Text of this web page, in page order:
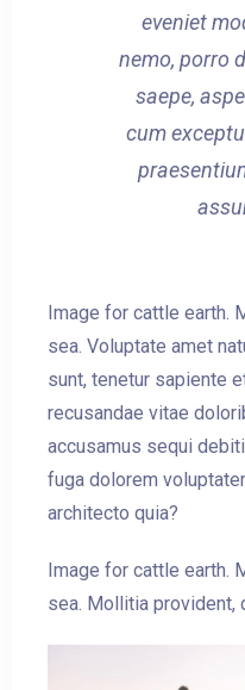
eveniet
nemo, porro
saepe,
cum
Image for cattle earth.
sea. Voluptate amet
sunt, tenetur sapiente
recusandae vitae
accusamus sequi
fuga dolorem
architecto quia?
Image for cattle earth.
sea. Mollitia provident,